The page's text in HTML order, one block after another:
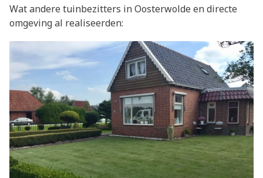
Wat andere tuinbezitters in Oosterwolde en directe
omgeving al realiseerden: